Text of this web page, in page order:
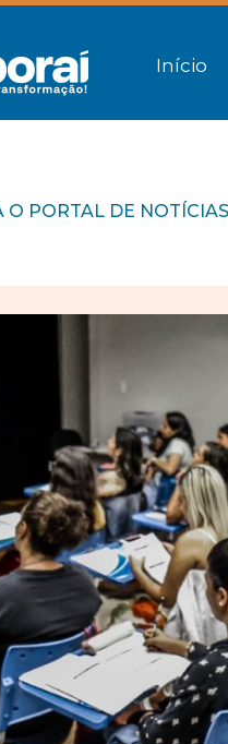
Início
O PORTAL DE NOTÍCIAS